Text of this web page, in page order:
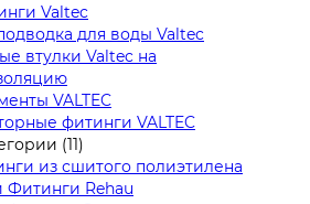
Valtec
для воды Valtec
втулки Valtec на
VALTEC
фитинги VALTEC
(11)
из сшитого полиэтилена
Фитинги Rehau